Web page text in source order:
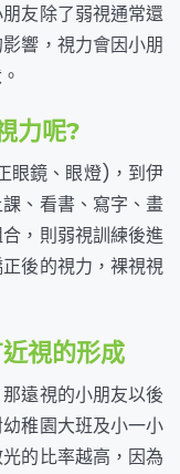
友除了弱視通常還
響，視力會因小朋
力呢?
眼鏡、眼燈)，到伊
、看書、寫字、畫
，則弱視訓練後進
後的視力，裸視視
視的形成
遠視的小朋友以後
稚園大班及小一小
的比率越高，因為